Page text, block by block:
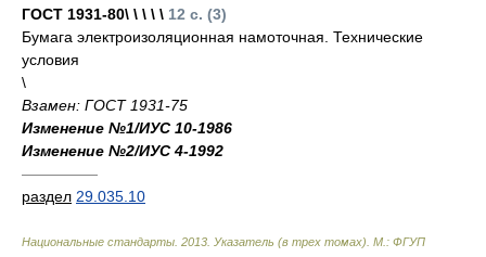
ГОСТ 1931-80\ \ \ \ \ 12 с. (3)
Бумага электроизоляционная намоточная. Технические
условия
\
Взамен: ГОСТ 1931-75
Изменение №1/ИУС 10-1986
Изменение №2/ИУС 4-1992
—————
раздел 29.035.10
Национальные стандарты. 2013. Указатель (в трех томах). М.: ФГУП